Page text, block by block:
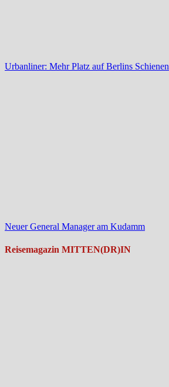
Urbanliner: Mehr Platz auf Berlins Schienen
Neuer General Manager am Kudamm
Reisemagazin MITTEN(DR)IN